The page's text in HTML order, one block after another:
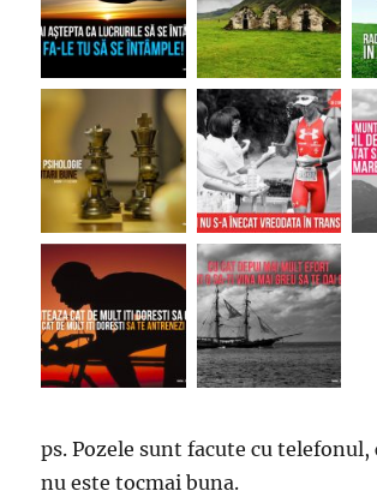
ps. Pozele sunt facute cu
nu este tocmai buna.